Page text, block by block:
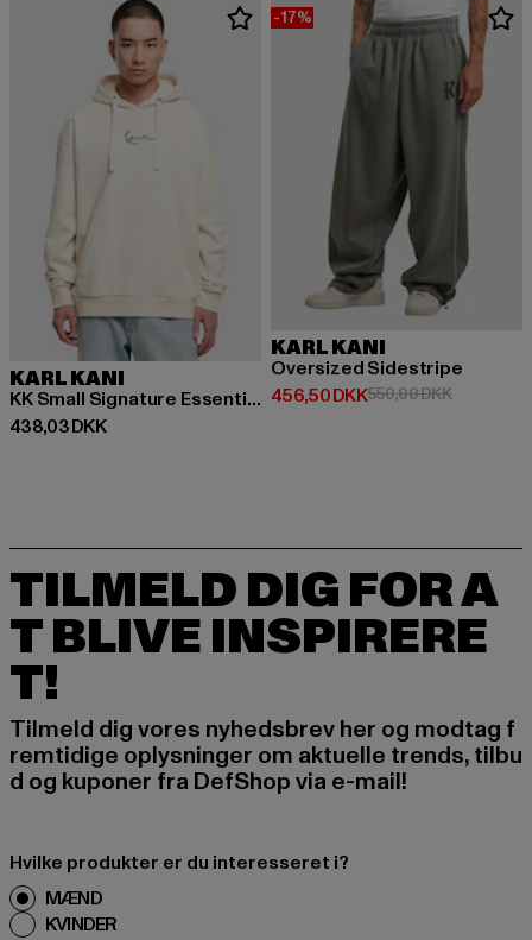
KARL KANI
KK Small Signature Essential Hoodie off white
438,03 DKK
Nuværende pris: 438,03 DKK
-17%
KARL KANI
Oversized Sidestripe
456,50 DKK
Nuværende pris: 456,50 DKK
550,00 DKK
TILMELD DIG FOR A
T BLIVE INSPIRERE
T!
Tilmeld dig vores nyhedsbrev her og modtag f
remtidige oplysninger om aktuelle trends, tilbu
d og kuponer fra DefShop via e-mail!
Hvilke produkter er du interesseret i?
MÆND
KVINDER